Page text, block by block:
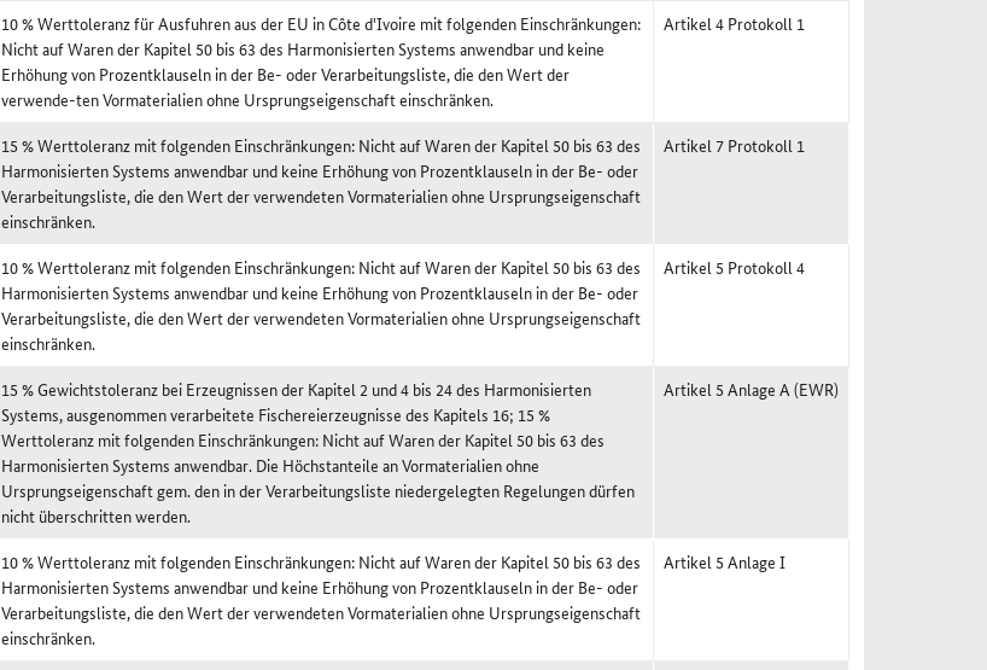
10 % Werttoleranz für Ausfuhren aus der EU in Côte d'Ivoire mit folgenden Einschränkungen:
Nicht auf Waren der Kapitel 50 bis 63 des Harmonisierten Systems anwendbar und keine
Erhöhung von Prozentklauseln in der Be- oder Verarbeitungsliste, die den Wert der
verwende-ten Vormaterialien ohne Ursprungseigenschaft einschränken.
Artikel 4 Protokoll 1
15 % Werttoleranz mit folgenden Einschränkungen: Nicht auf Waren der Kapitel 50 bis 63 des
Harmonisierten Systems anwendbar und keine Erhöhung von Prozentklauseln in der Be- oder
Verarbeitungsliste, die den Wert der verwendeten Vormaterialien ohne Ursprungseigenschaft
einschränken.
Artikel 7 Protokoll 1
10 % Werttoleranz mit folgenden Einschränkungen: Nicht auf Waren der Kapitel 50 bis 63 des
Harmonisierten Systems anwendbar und keine Erhöhung von Prozentklauseln in der Be- oder
Verarbeitungsliste, die den Wert der verwendeten Vormaterialien ohne Ursprungseigenschaft
einschränken.
Artikel 5 Protokoll 4
15 % Gewichtstoleranz bei Erzeugnissen der Kapitel 2 und 4 bis 24 des Harmonisierten
Systems, ausgenommen verarbeitete Fischereierzeugnisse des Kapitels 16; 15 %
Werttoleranz mit folgenden Einschränkungen: Nicht auf Waren der Kapitel 50 bis 63 des
Harmonisierten Systems anwendbar. Die Höchstanteile an Vormaterialien ohne
Ursprungseigenschaft gem. den in der Verarbeitungsliste niedergelegten Regelungen dürfen
nicht überschritten werden.
Artikel 5 Anlage A (EWR)
10 % Werttoleranz mit folgenden Einschränkungen: Nicht auf Waren der Kapitel 50 bis 63 des
Harmonisierten Systems anwendbar und keine Erhöhung von Prozentklauseln in der Be- oder
Verarbeitungsliste, die den Wert der verwendeten Vormaterialien ohne Ursprungseigenschaft
einschränken.
Artikel 5 Anlage I